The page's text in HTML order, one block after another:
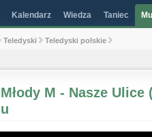
Kalendarz Wiedza Taniec
Teledyski Teledyski polskie
M - Nasze